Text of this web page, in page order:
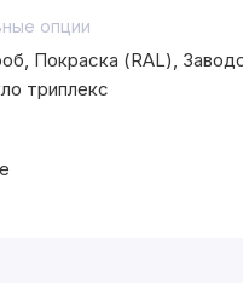
опции
Покраска (RAL),
триплекс